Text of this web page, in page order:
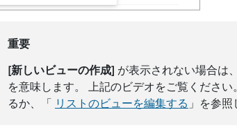
重要
[新しいビューの作成] が表示されない場合は
を意味します。 上記のビデオをご覧くださ
るか、「 リストのビューを編集する 」を参照